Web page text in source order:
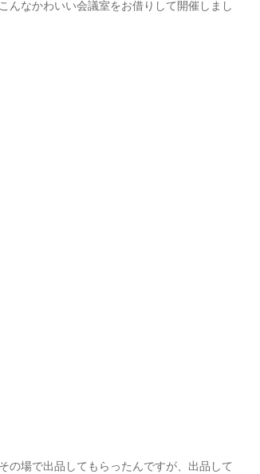
んなかわいい会議室をお借りして開催しまし
の場で出品してもらったんですが、出品して